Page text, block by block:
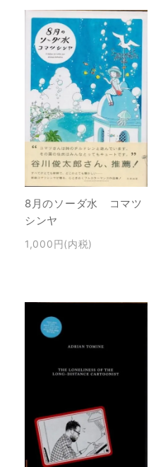
8月のソーダ水 コマツ
シンヤ
1,000円(内税)